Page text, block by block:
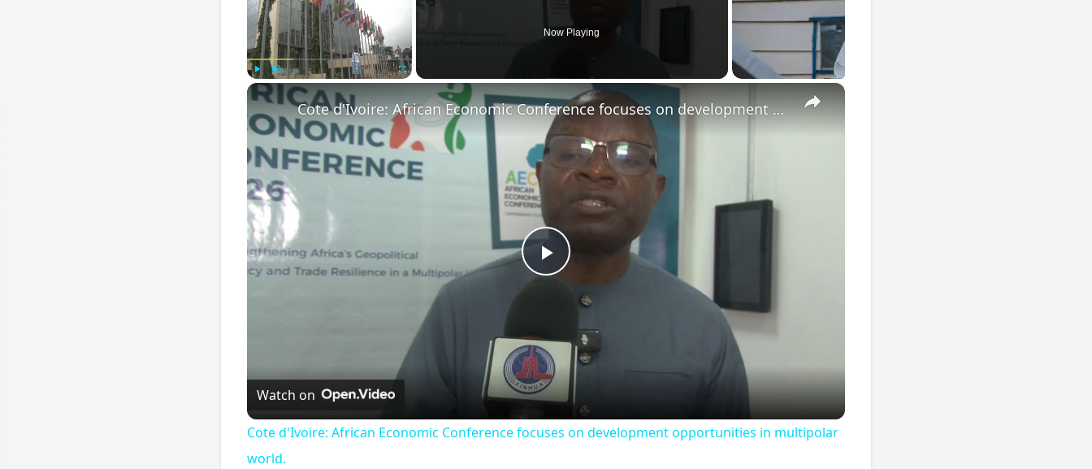
Play Unmute
Now Playing
×
Play
Video
Cote d'Ivoire: African Economic Conference focuses on development opportunities in multipolar world.
Watch on
Cote d'Ivoire: African Economic Conference focuses on development opportunities in multipolar
world.